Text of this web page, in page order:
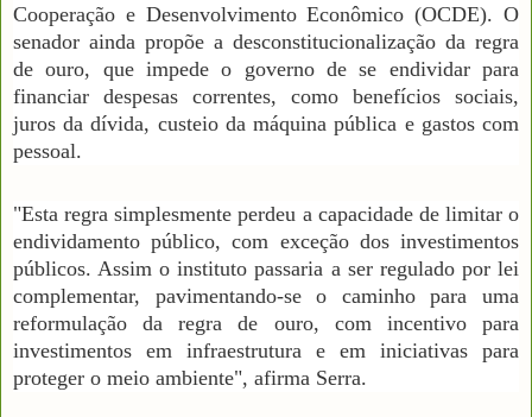
Cooperação e Desenvolvimento Econômico (OCDE). O
senador ainda propõe a desconstitucionalização da regra
de ouro, que impede o governo de se endividar para
financiar despesas correntes, como benefícios sociais,
juros da dívida, custeio da máquina pública e gastos com
pessoal.
"Esta regra simplesmente perdeu a capacidade de limitar o
endividamento público, com exceção dos investimentos
públicos. Assim o instituto passaria a ser regulado por lei
complementar, pavimentando-se o caminho para uma
reformulação da regra de ouro, com incentivo para
investimentos em infraestrutura e em iniciativas para
proteger o meio ambiente", afirma Serra.